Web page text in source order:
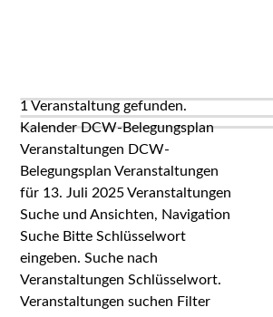
1 Veranstaltung gefunden.
Kalender DCW-Belegungsplan
Veranstaltungen DCW-
Belegungsplan Veranstaltungen
für 13. Juli 2025 Veranstaltungen
Suche und Ansichten, Navigation
Suche Bitte Schlüsselwort
eingeben. Suche nach
Veranstaltungen Schlüsselwort.
Veranstaltungen suchen Filter